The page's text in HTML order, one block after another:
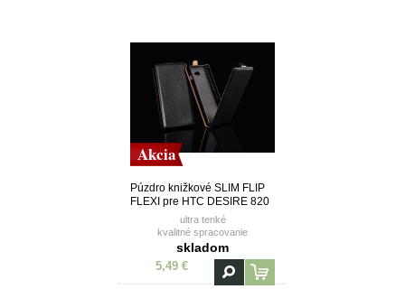
Akcia
Púzdro knižkové SLIM FLIP
FLEXI pre HTC DESIRE 820
MINI - čierneultra tenké
kvalitné spracovanie
vanička z TPU (termoplastický
polyuretán)
skladom
5,49 €